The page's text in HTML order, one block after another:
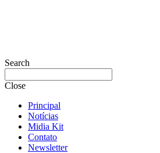
Search
Close
Principal
Notícias
Midia Kit
Contato
Newsletter